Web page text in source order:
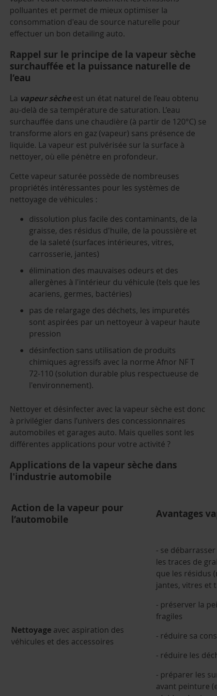
polluantes et permet de mieux optimiser la
consommation d'eau de source naturelle pour
effectuer un bon detailing auto.
Rappel sur le principe de la vapeur sèche
surchauffée et la puissance naturelle de
l’eau
La vapeur sècheest un état naturel de l’eau obtenu
au-delà de sa température de saturation. L’eau
surchauffée dans une chaudière (à partir de 120°C) se
transforme alors en gaz (vapeur) sans présence de
liquide. La vapeur est pulvérisée sur la surface à
nettoyer, où elle pénètre en profondeur.
Cette vapeur saturée possède de nombreuses
propriétés intéressantes pour les systèmes de
nettoyage de véhicules :
dissolution plus facile des contaminants, de la
graisse, des résidus d'huile, de la poussière et
de la saleté (surfaces intérieures, vitres,
carrosserie, jantes)
élimination des mauvaises odeurs et des
allergènes à l'intérieur du véhicule (tels que les
acariens, germes, bactéries)
pas de relargage des déchets, les impuretés
sont aspirées par un nettoyeur à vapeur haute
pression
désinfection sans utilisation de produits
chimiques agressifs avec la norme Afnor NF T
72-110 (solution durable plus respectueuse de
l'environnement).
Nettoyer et désinfecter avec la vapeur sèche est donc
à privilégier dans l’univers des concessionnaires
automobiles et garages auto. Mais quelles sont les
différentes applications pour votre activité ?
Applications de la vapeur sèche dans
l'industrie automobile
Action de la vapeur pour
l’automobile
Avantages
Nettoyage avec aspiration des
véhicules et des accessoires
- se
les traces de
que les résidus
jantes, vitres et
- préserver la
fragiles
- réduire sa
- réduire les
- préparer les
avant peinture